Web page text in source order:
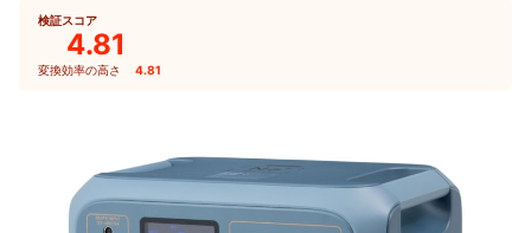
検証スコア
4.81
変換効率の高さ 4.81